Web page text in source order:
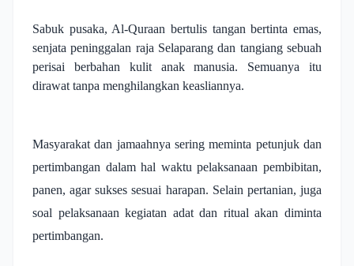
Sabuk pusaka, Al-Quraan bertulis tangan bertinta emas,
senjata peninggalan raja Selaparang dan tangiang sebuah
perisai berbahan kulit anak manusia. Semuanya itu
dirawat tanpa menghilangkan keasliannya.
Masyarakat dan jamaahnya sering meminta petunjuk dan
pertimbangan dalam hal waktu pelaksanaan pembibitan,
panen, agar sukses sesuai harapan. Selain pertanian, juga
soal pelaksanaan kegiatan adat dan ritual akan diminta
pertimbangan.